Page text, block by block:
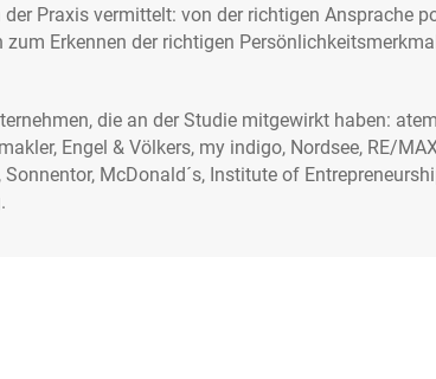
Praxis vermittelt: von der richtigen Ansprache
Erkennen der richtigen
die an der Studie mitgewirkt haben:
Engel & Völkers, my indigo, Nordsee, RE/
McDonald´s, Institute of